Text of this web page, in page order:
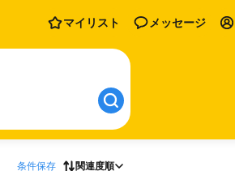
マイリスト メッセージ
条件保存 関連度順